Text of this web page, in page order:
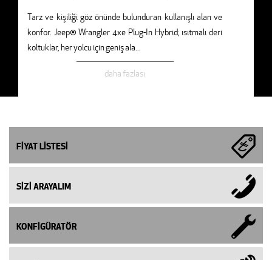
Tarz ve kişiliği göz önünde bulunduran kullanışlı alan ve
konfor. Jeep® Wrangler 4xe Plug-In Hybrid; ısıtmalı deri
koltuklar, her yolcu için geniş ala...
daha fazlası
FİYAT LİSTESİ
SİZİ ARAYALIM
KONFİGÜRATÖR